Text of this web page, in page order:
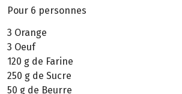
Pour 6 personnes
3 Orange
3 Oeuf
120 g de Farine
250 g de Sucre
50 g de Beurre